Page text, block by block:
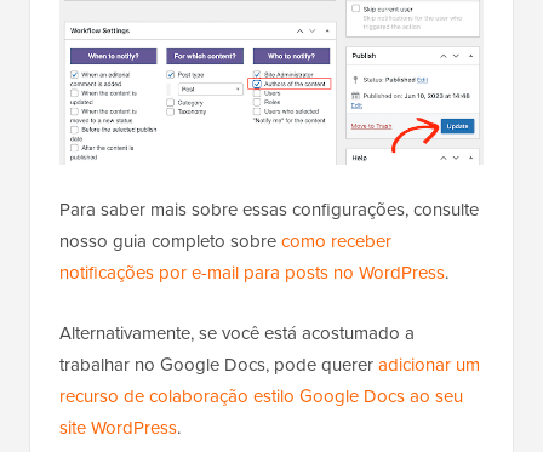
Para saber mais sobre essas configurações, consulte
nosso guia completo sobrecomo receber
notificações por e-mail para posts no WordPress.
Alternativamente, se você está acostumado a
trabalhar no Google Docs, pode quereradicionar um
recurso de colaboração estilo Google Docs ao seu
site WordPress.